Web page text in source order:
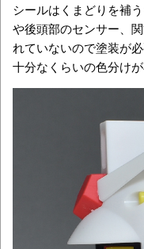
シールはくまどりを補
や後頭部のセンサー、
れていないので塗装が
十分なくらいの色分けが